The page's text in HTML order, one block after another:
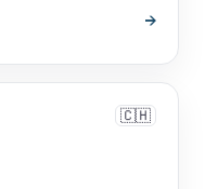
→
🇨🇭